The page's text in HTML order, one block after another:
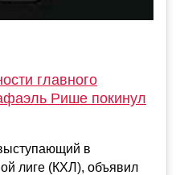
главного
Рише покинул
в
лиге (КХЛ), объявил